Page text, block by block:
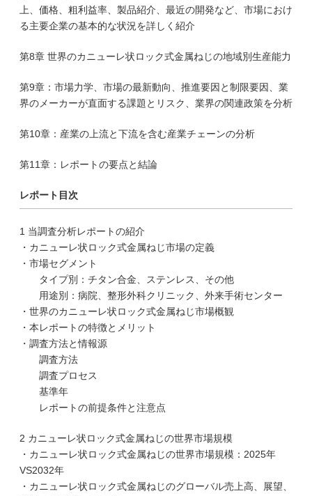
上、価格、粗利益率、製品紹介、最近の開発など、市場におけ
る主要企業の基本的な状況を詳しく紹介
第8章 世界のカニューレ状ロック式金属ねじの地域別生産能力
第9章：市場力学、市場の最新動向、推進要因と制限要因、業
界のメーカーが直面する課題とリスク、業界の関連政策を分析
第10章：産業の上流と下流を含む産業チェーンの分析
第11章：レポートの要点と結論
レポート目次
1 当調査分析レポートの紹介
・カニューレ状ロック式金属ねじ市場の定義
・市場セグメント
タイプ別：チタン合金、ステンレス、その他
用途別：病院、整形外科クリニック、外来手術センター
・世界のカニューレ状ロック式金属ねじ市場概観
・本レポートの特徴とメリット
・調査方法と情報源
調査方法
調査プロセス
基準年
レポートの前提条件と注意点
2 カニューレ状ロック式金属ねじの世界市場規模
・カニューレ状ロック式金属ねじの世界市場規模：2025年
VS2032年
・カニューレ状ロック式金属ねじのグローバル売上高、展望、